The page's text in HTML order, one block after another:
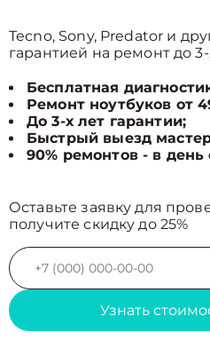
Tecno, Sony, Predator и
гарантией на ремонт до 3-
Бесплатная
Ремонт ноутбуков от
До 3-х лет гарантии;
Быстрый выезд
90% ремонтов - в
Оставьте заявку для
получите скидку до 25%
Узнать